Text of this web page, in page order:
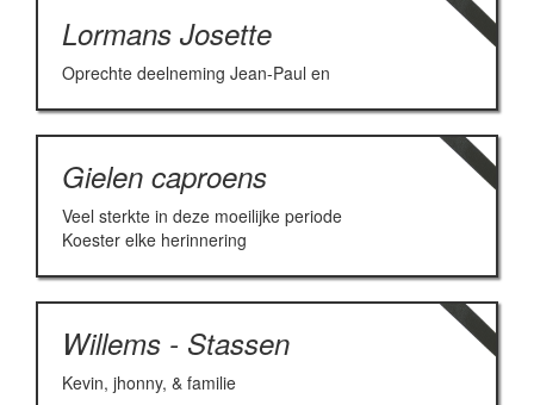
Lormans Josette
Oprechte deelneming Jean-Paul en
Gielen caproens
Veel sterkte in deze moeilijke periode
Koester elke herinnering
Willems - Stassen
Kevin, jhonny, & familie